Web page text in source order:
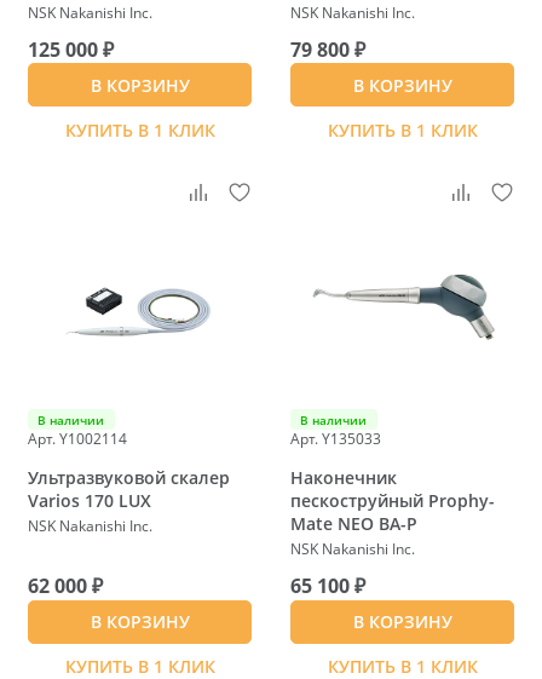
NSK Nakanishi Inc.
125 000 ₽
В КОРЗИНУ
КУПИТЬ В 1 КЛИК
NSK Nakanishi Inc.
79 800 ₽
В КОРЗИНУ
КУПИТЬ В 1 КЛИК
В наличии
Арт. Y1002114
Ультразвуковой скалер
Varios 170 LUX
NSK Nakanishi Inc.
62 000 ₽
В КОРЗИНУ
КУПИТЬ В 1 КЛИК
В наличии
Арт. Y135033
Наконечник
пескоструйный Prophy-
Mate NEO BA-P
NSK Nakanishi Inc.
65 100 ₽
В КОРЗИНУ
КУПИТЬ В 1 КЛИК